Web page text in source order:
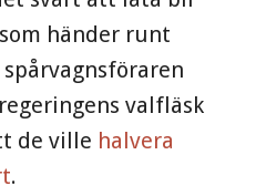
händer runt
valfläsk
de ville halvera
.